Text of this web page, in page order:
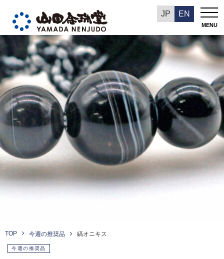
JP EN
MENU
今週の推奨品
TOP 今週の推奨品 縞オニキス
今週の推奨品